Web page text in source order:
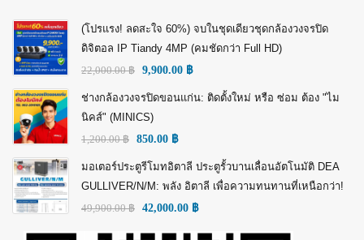
(โปรแรง! ลดสะใจ 60%) จบในชุดเดียวชุดกล้องวงจรปิด
ดิจิตอล IP Tiandy 4MP (คมชัดกว่า Full HD)
22,000.00฿ 9,900.00 ฿
ช่างกล้องวงจรปิดขอนแก่น: ติดตั้งใหม่ หรือ ซ่อม ต้อง "ไม
นิคส์" (MINICS)
1,200.00฿ 850.00 ฿
มอเตอร์ประตูรีโมทอิตาลี ประตูรั้วบานเลื่อนอัตโนมัติ DEA
GULLIVER/N/M: พลัง อิตาลี เพื่อความทนทานที่เหนือกว่า!
49,900.00฿ 42,000.00 ฿